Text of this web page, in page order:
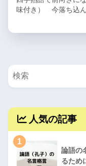
味付き） 今落ち込
人気の記事
1
論語の
るため